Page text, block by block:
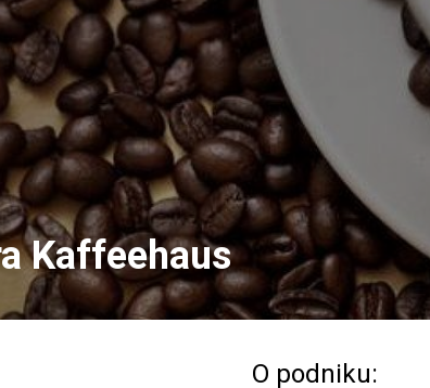
Kaffeehaus
O podniku: